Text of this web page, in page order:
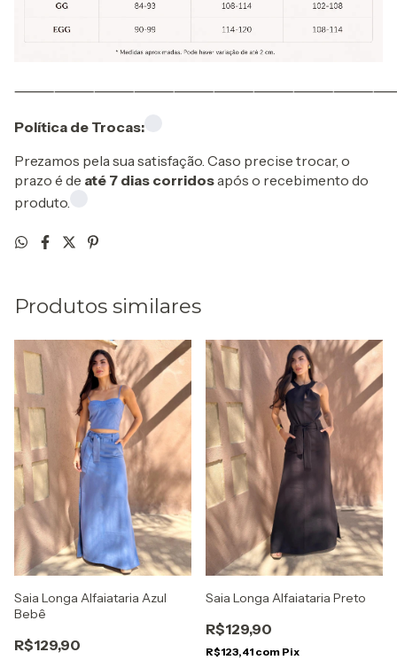
Política de Trocas:
Prezamos pela sua satisfação. Caso precise trocar, o
prazo é de até 7 dias corridosapós o recebimento do
produto.
Produtos similares
Saia Longa Alfaiataria Azul
Bebê
R$129,90
Saia Longa Alfaiataria Preto
R$129,90
R$123,41 com Pix